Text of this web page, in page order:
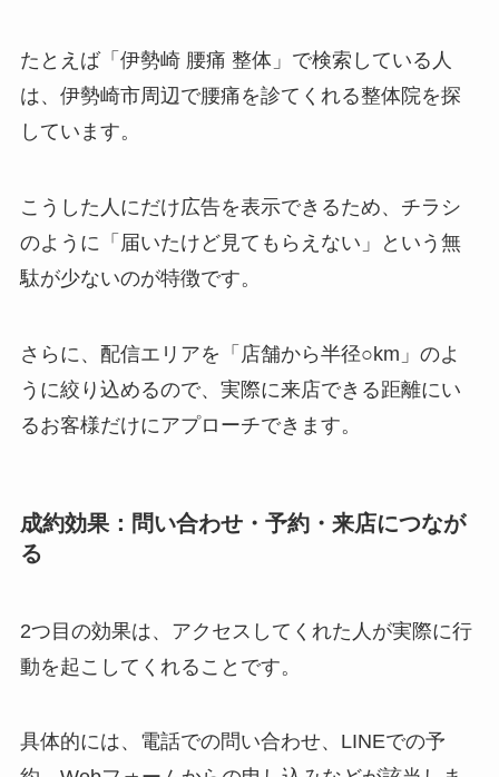
たとえば「伊勢崎 腰痛 整体」で検索している人
は、伊勢崎市周辺で腰痛を診てくれる整体院を探
しています。
こうした人にだけ広告を表示できるため、チラシ
のように「届いたけど見てもらえない」という無
駄が少ないのが特徴です。
さらに、配信エリアを「店舗から半径○km」のよ
うに絞り込めるので、実際に来店できる距離にい
るお客様だけにアプローチできます。
成約効果：問い合わせ・予約・来店につなが
る
2つ目の効果は、アクセスしてくれた人が実際に行
動を起こしてくれることです。
具体的には、電話での問い合わせ、LINEでの予